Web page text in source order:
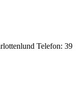
Telefon: 39